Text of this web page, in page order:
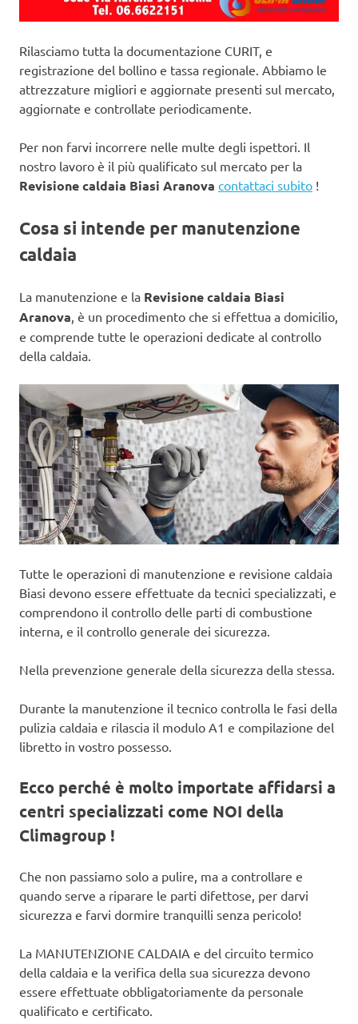
Rilasciamo tutta la documentazione CURIT, e
registrazione del bollino e tassa regionale. Abbiamo le
attrezzature migliori e aggiornate presenti sul mercato,
aggiornate e controllate periodicamente.
Per non farvi incorrere nelle multe degli ispettori. Il
nostro lavoro è il più qualificato sul mercato per la
Revisione caldaia Biasi Aranova contattaci subito !
Cosa si intende per manutenzione
caldaia
La manutenzione e la Revisione caldaia Biasi
Aranova, è un procedimento che si effettua a domicilio,
e comprende tutte le operazioni dedicate al controllo
della caldaia.
Tutte le operazioni di manutenzione e revisione caldaia
Biasi devono essere effettuate da tecnici specializzati, e
comprendono il controllo delle parti di combustione
interna, e il controllo generale dei sicurezza.
Nella prevenzione generale della sicurezza della stessa.
Durante la manutenzione il tecnico controlla le fasi della
pulizia caldaia e rilascia il modulo A1 e compilazione del
libretto in vostro possesso.
Ecco perché è molto importate affidarsi a
centri specializzati come NOI della
Climagroup !
Che non passiamo solo a pulire, ma a controllare e
quando serve a riparare le parti difettose, per darvi
sicurezza e farvi dormire tranquilli senza pericolo!
La MANUTENZIONE CALDAIA e del circuito termico
della caldaia e la verifica della sua sicurezza devono
essere effettuate obbligatoriamente da personale
qualificato e certificato.